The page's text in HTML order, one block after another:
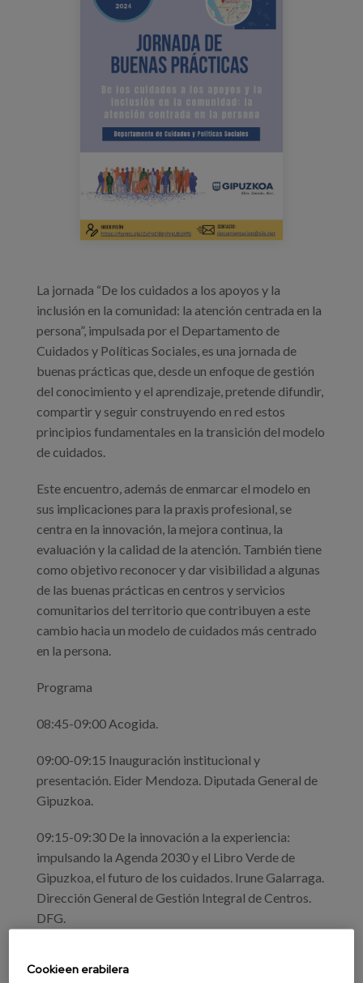
La jornada “De los cuidados a los apoyos y la
inclusión en la comunidad: la atención centrada en la
persona”, impulsada por el Departamento de
Cuidados y Políticas Sociales, es una jornada de
buenas prácticas que, desde un enfoque de gestión
del conocimiento y el aprendizaje, pretende difundir,
compartir y seguir construyendo en red estos
principios fundamentales en la transición del modelo
de cuidados.
Este encuentro, además de enmarcar el modelo en
sus implicaciones para la praxis profesional, se
centra en la innovación, la mejora continua, la
evaluación y la calidad de la atención. También tiene
como objetivo reconocer y dar visibilidad a algunas
de las buenas prácticas en centros y servicios
comunitarios del territorio que contribuyen a este
cambio hacia un modelo de cuidados más centrado
en la persona.
Programa
08:45-09:00 Acogida.
09:00-09:15 Inauguración institucional y
presentación. Eider Mendoza. Diputada General de
Gipuzkoa.
09:15-09:30 De la innovación a la experiencia:
impulsando la Agenda 2030 y el Libro Verde de
Gipuzkoa, el futuro de los cuidados. Irune Galarraga.
Dirección General de Gestión Integral de Centros.
DFG.
apoyar la calidad continua de la atención Teresa
Cookieen erabilera